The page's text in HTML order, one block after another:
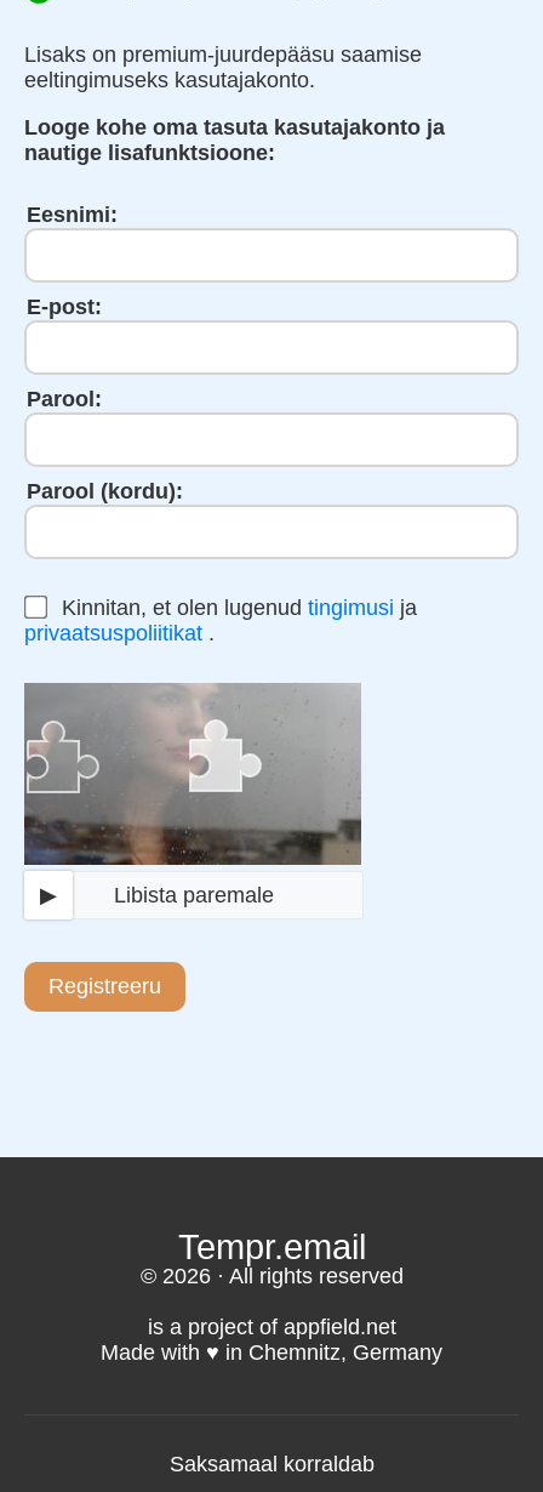
Lisaks on premium-juurdepääsu saamise
eeltingimuseks kasutajakonto.
Looge kohe oma tasuta kasutajakonto ja
nautige lisafunktsioone:
Eesnimi:
E-post:
Parool:
Parool (kordu):
Kinnitan, et olen lugenud tingimusi ja
privaatsuspoliitikat .
▶ Libista paremale
Registreeru
Tempr.email
© 2026 · All rights reserved
is a project of appfield.net
Made with ♥️ in Chemnitz, Germany
Saksamaal korraldab